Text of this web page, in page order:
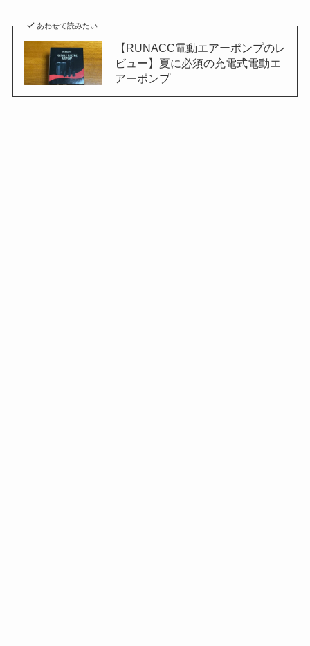
あわせて読みたい
【RUNACC電動エアーポンプのレ
ビュー】夏に必須の充電式電動エ
アーポンプ